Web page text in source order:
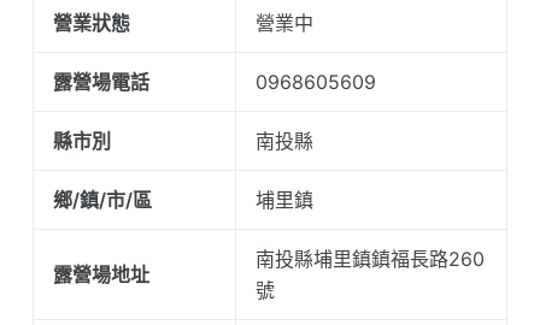
營業狀態 營業中
露營場電話 0968605609
縣市別 南投縣
鄉/鎮/市/區 埔里鎮
露營場地址
南投縣埔里鎮鎮福長路260
號